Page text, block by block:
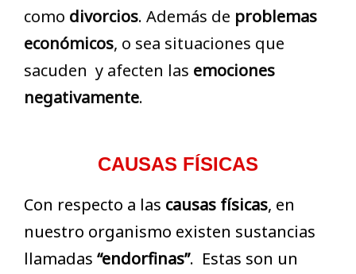
como divorcios. Además de problemas
económicos, o sea situaciones que
sacuden y afecten las emociones
negativamente.
CAUSAS FÍSICAS
Con respecto a las causas físicas, en
nuestro organismo existen sustancias
llamadas “endorfinas”. Estas son un